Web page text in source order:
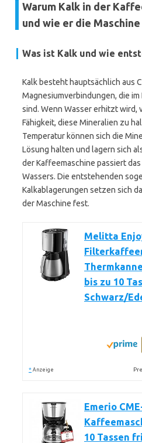
Warum Kalk in der
und wie er die
Was ist Kalk und wie
Kalk besteht hauptsächlich aus
Magnesiumverbindungen, die
sind. Wenn Wasser erhitzt wird,
Fähigkeit, diese Mineralien zu
Temperatur können sich die
Lösung halten und lagern sich
der Kaffeemaschine passiert
Wassers. Die entstehenden
Kalkablagerungen setzen sich
der Maschine fest.
Melitta
bis zu 10
Schwarz/
* Anzeige
Emerio
10 Tassen